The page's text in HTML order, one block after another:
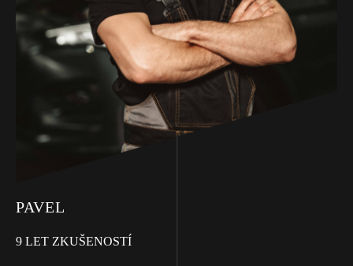
PAVEL
9 LET ZKUŠENOSTÍ